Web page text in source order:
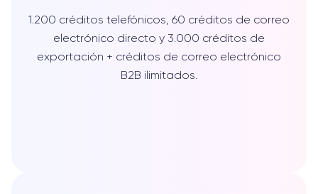
1.200 créditos telefónicos, 60 créditos de correo
electrónico directo y 3.000 créditos de
exportación + créditos de correo electrónico
B2B ilimitados.